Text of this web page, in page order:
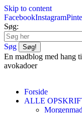
Skip to content
FacebookInstagram
Søg:
Søg
En madblog med hang
avokadoer
Forside
ALLE
Morgenmad